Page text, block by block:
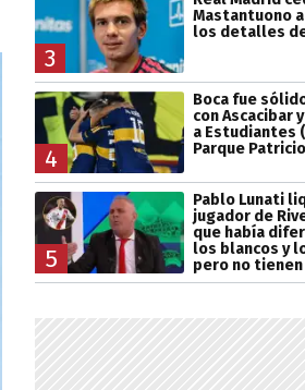
3
Mastantuono
los detalles
4
Boca fue
con Ascacibar
a Estudiantes
Parque
5
Pablo Lunati
jugador de
que había
los blancos y
pero no